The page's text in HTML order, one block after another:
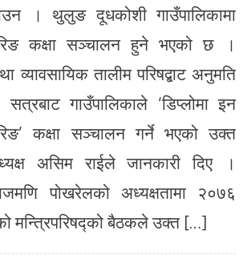
। थुलुङ दूधकोशी गाउँपालिकामा
कक्षा सञ्चालन हुने भएको छ ।
व्यावसायिक तालीम परिषद्बाट अनुमति
गाउँपालिकाले ‘डिप्लोमा इन
कक्षा सञ्चालन गर्ने भएको उक्त
असिम राईले जानकारी दिए ।
पोखरेलको अध्यक्षतामा २०७६
मन्त्रिपरिषद्को बैठकले उक्त […]